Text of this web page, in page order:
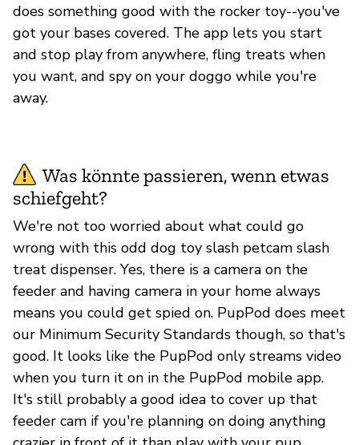
does something good with the rocker toy--you've
got your bases covered. The app lets you start
and stop play from anywhere, fling treats when
you want, and spy on your doggo while you're
away.
Was könnte passieren, wenn etwas
schiefgeht?
We're not too worried about what could go
wrong with this odd dog toy slash petcam slash
treat dispenser. Yes, there is a camera on the
feeder and having camera in your home always
means you could get spied on. PupPod does meet
our Minimum Security Standards though, so that's
good. It looks like the PupPod only streams video
when you turn it on in the PupPod mobile app.
It's still probably a good idea to cover up that
feeder cam if you're planning on doing anything